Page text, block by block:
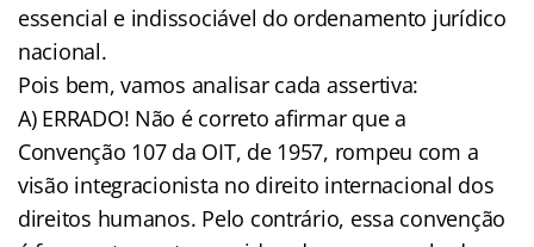
essencial e indissociável do ordenamento jurídico
nacional.
Pois bem, vamos analisar cada assertiva:
A) ERRADO! Não é correto afirmar que a
Convenção 107 da OIT, de 1957, rompeu com a
visão integracionista no direito internacional dos
direitos humanos. Pelo contrário, essa convenção